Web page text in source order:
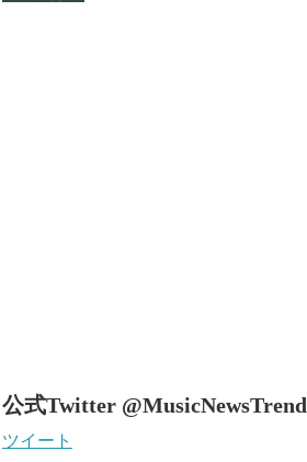
公式Twitter @MusicNewsTrend
ツイート